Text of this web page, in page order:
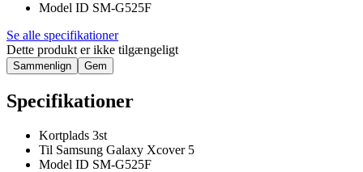
Model ID SM-G525F
Se alle specifikationer
Dette produkt er ikke tilgængeligt
Sammenlign Gem
Specifikationer
Kortplads 3st
Til Samsung Galaxy Xcover 5
Model ID SM-G525F